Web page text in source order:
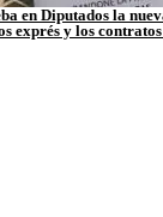
en Diputados la
exprés y los